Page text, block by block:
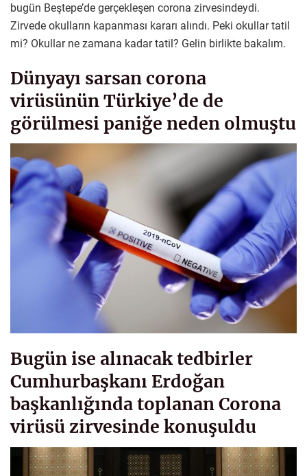
bugün Beştepe’de gerçekleşen corona zirvesindeydi.
Zirvede okulların kapanması kararı alındı. Peki okullar tatil
mi? Okullar ne zamana kadar tatil? Gelin birlikte bakalım.
Dünyayı sarsan corona
virüsünün Türkiye’de de
görülmesi paniğe neden olmuştu
Bugün ise alınacak tedbirler
Cumhurbaşkanı Erdoğan
başkanlığında toplanan Corona
virüsü zirvesinde konuşuldu